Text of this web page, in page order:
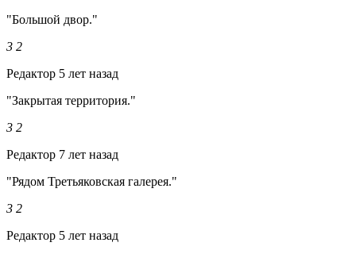
"Большой двор."
3 2
Редактор 5 лет назад
"Закрытая территория."
3 2
Редактор 7 лет назад
"Рядом Третьяковская галерея."
3 2
Редактор 5 лет назад